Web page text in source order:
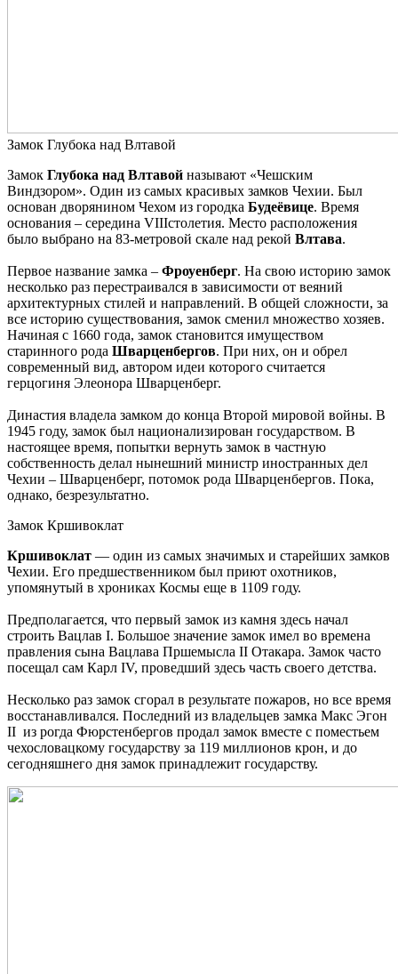
Замок Глубока над Влтавой
Замок Глубока над Влтавой называют «Чешским
Виндзором». Один из самых красивых замков Чехии. Был
основан дворянином Чехом из городка Будеёвице. Время
основания – середина VIIIстолетия. Место расположения
было выбрано на 83-метровой скале над рекой Влтава.
Первое название замка – Фроуенберг. На свою историю замок
несколько раз перестраивался в зависимости от веяний
архитектурных стилей и направлений. В общей сложности, за
все историю существования, замок сменил множество хозяев.
Начиная с 1660 года, замок становится имуществом
старинного рода Шварценбергов. При них, он и обрел
современный вид, автором идеи которого считается
герцогиня Элеонора Шварценберг.
Династия владела замком до конца Второй мировой войны. В
1945 году, замок был национализирован государством. В
настоящее время, попытки вернуть замок в частную
собственность делал нынешний министр иностранных дел
Чехии – Шварценберг, потомок рода Шварценбергов. Пока,
однако, безрезультатно.
Замок Кршивоклат
Кршивоклат — один из самых значимых и старейших замков
Чехии. Его предшественником был приют охотников,
упомянутый в хрониках Космы еще в 1109 году.
Предполагается, что первый замок из камня здесь начал
строить Вацлав I. Большое значение замок имел во времена
правления сына Вацлава Пршемысла II Отакара. Замок часто
посещал сам Карл IV, проведший здесь часть своего детства.
Несколько раз замок сгорал в результате пожаров, но все время
восстанавливался. Последний из владельцев замка Макс Эгон
II из рогда Фюрстенбергов продал замок вместе с поместьем
чехословацкому государству за 119 миллионов крон, и до
сегодняшнего дня замок принадлежит государству.